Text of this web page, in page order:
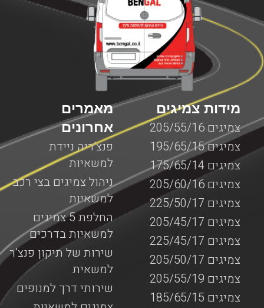
מאמרים
אחרונים
פנצ’ריה ניידת
למשאיות
ניהול צמיגים בצי רכב
למשאיות
החלפת 5 צמיגים
למשאיות בדרכים
שירות של תיקון פנצ’ר
למשאית
שירותי דרך למנופים
מידות צמיגים
צמיגים 205/55/16
צמיגים 195/65/15
צמיגים 175/65/14
צמיגים 205/60/16
צמיגים 225/50/17
צמיגים 205/45/17
צמיגים 225/45/17
צמיגים 205/50/17
צמיגים 205/55/19
צמיגים 185/65/15